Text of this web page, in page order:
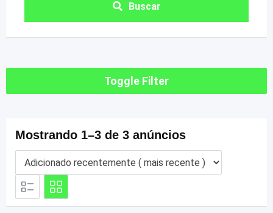
Buscar
Toggle Filter
Mostrando 1–3 de 3 anúncios